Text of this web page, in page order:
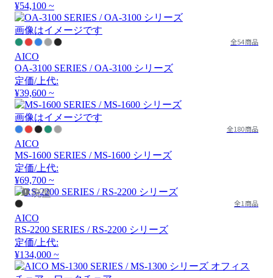
¥54,100 ~
画像はイメージです
全54商品
AICO
OA-3100 SERIES / OA-3100 シリーズ
定価/上代:
¥39,600 ~
画像はイメージです
全180商品
AICO
MS-1600 SERIES / MS-1600 シリーズ
定価/上代:
¥69,700 ~
廃盤
全1商品
AICO
RS-2200 SERIES / RS-2200 シリーズ
定価/上代:
¥134,000 ~